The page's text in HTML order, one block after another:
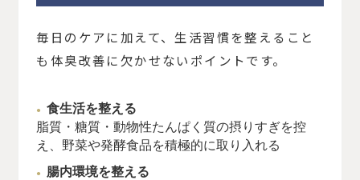
毎日のケアに加えて、生活習慣を整えること
も体臭改善に欠かせないポイントです。
食生活を整える
脂質・糖質・動物性たんぱく質の摂りすぎを控
え、野菜や発酵食品を積極的に取り入れる
腸内環境を整える